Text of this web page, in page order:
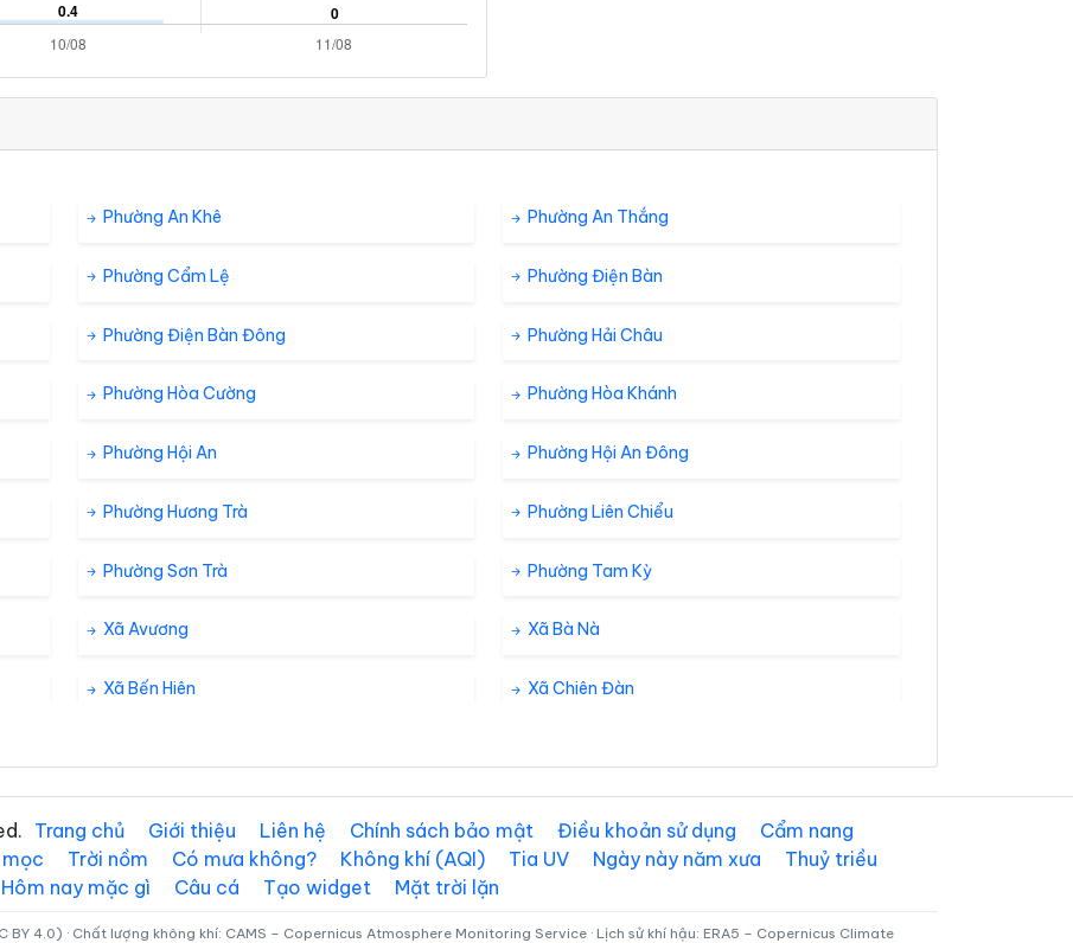
Phường An Khê Phường An Thắng
Phường Cẩm Lệ Phường Điện Bàn
Phường Điện Bàn Đông Phường Hải Châu
Phường Hòa Cường Phường Hòa Khánh
Phường Hội An Phường Hội An Đông
Phường Hương Trà Phường Liên Chiểu
Phường Sơn Trà Phường Tam Kỳ
Xã Avương Xã Bà Nà
Xã Bến Hiên Xã Chiên Đàn
Xã Duy Xuyên Xã Gò Nổi
Xã Hiệp Đức Xã Hòa Tiến
Trang chủ Giới thiệu Liên hệ Chính sách bảo mật Điều khoản sử dụng
Cẩm nang
Trời nồm Có mưa không? Không khí (AQI) Tia UV Ngày này năm xưa
Thuỷ triều
Hôm nay mặc gì Câu cá Tạo widget Mặt trời lặn
4.0) · Chất lượng không khí: CAMS – Copernicus Atmosphere Monitoring Service · Lịch sử khí hậu: ERA5 – Copernicus Climate